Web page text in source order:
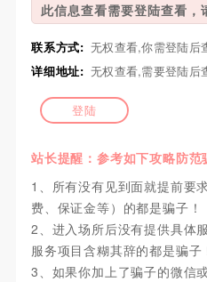
此信息查看需要登陆查看，
联系方式: 无权查看,你需登陆后
详细地址: 无权查看,需要登陆后
登陆
站长提醒：参考如下攻略防范
1、所有没有见到面就提前要
费、保证金等）的都是骗子！
2、进入场所后没有提供具体
服务项目含糊其辞的都是骗子
3、如果你加上了骗子的微信